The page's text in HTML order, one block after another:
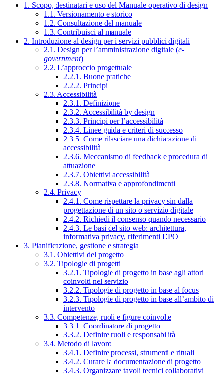
1. Scopo, destinatari e uso del Manuale operativo di design
1.1. Versionamento e storico
1.2. Consultazione del manuale
1.3. Contribuisci al manuale
2. Introduzione al design per i servizi pubblici digitali
2.1. Design per l’amministrazione digitale (e-
government)
2.2. L’approccio progettuale
2.2.1. Buone pratiche
2.2.2. Principi
2.3. Accessibilità
2.3.1. Definizione
2.3.2. Accessibilità by design
2.3.3. Principi per l’accessibilità
2.3.4. Linee guida e criteri di successo
2.3.5. Come rilasciare una dichiarazione di
accessibilità
2.3.6. Meccanismo di feedback e procedura di
attuazione
2.3.7. Obiettivi accessibilità
2.3.8. Normativa e approfondimenti
2.4. Privacy
2.4.1. Come rispettare la privacy sin dalla
progettazione di un sito o servizio digitale
2.4.2. Richiedi il consenso quando necessario
2.4.3. Le basi del sito web: architettura,
informativa privacy, riferimenti DPO
3. Pianificazione, gestione e strategia
3.1. Obiettivi del progetto
3.2. Tipologie di progetti
3.2.1. Tipologie di progetto in base agli attori
coinvolti nel servizio
3.2.2. Tipologie di progetto in base al focus
3.2.3. Tipologie di progetto in base all’ambito di
intervento
3.3. Competenze, ruoli e figure coinvolte
3.3.1. Coordinatore di progetto
3.3.2. Definire ruoli e responsabilità
3.4. Metodo di lavoro
3.4.1. Definire processi, strumenti e rituali
3.4.2. Curare la documentazione di progetto
3.4.3. Organizzare tavoli tecnici collaborativi